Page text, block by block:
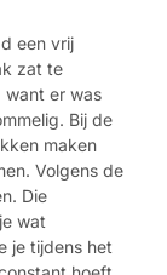
een vrij
zat te
want er was
Bij de
maken
Volgens de
Die
wat
je tijdens het